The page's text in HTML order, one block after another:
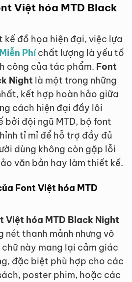
Việt hóa MTD Black
đồ họa hiện đại, việc lựa
Phíchất lượng là yếu tố
công của tác phẩm. Font
Night là một trong những
kết hợp hoàn hảo giữa
cách hiện đại đầy lôi
bởi đội ngũ MTD, bộ font
tỉ mỉ để hỗ trợ đầy đủ
dùng không còn gặp lỗi
văn bản hay làm thiết kế.
Font Việt hóa MTD
Việt hóa MTD Black Night
nét thanh mảnh nhưng vô
chữ này mang lại cảm giác
đặc biệt phù hợp cho các
poster phim, hoặc các